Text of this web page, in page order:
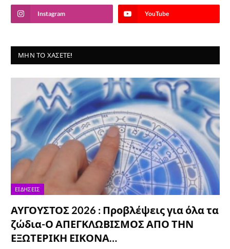
Instagram YouTube
ΜΗΝ ΤΟ ΧΆΣΕΤΕ!
ΕΙΔΉΣΕΙΣ
ΑΥΓΟΥΣΤΟΣ 2026 : Προβλέψεις για όλα τα
ζώδια-Ο ΑΠΕΓΚΛΩΒΙΣΜΟΣ ΑΠΟ ΤΗΝ
ΕΞΩΤΕΡΙΚΗ ΕΙΚΟΝΑ…